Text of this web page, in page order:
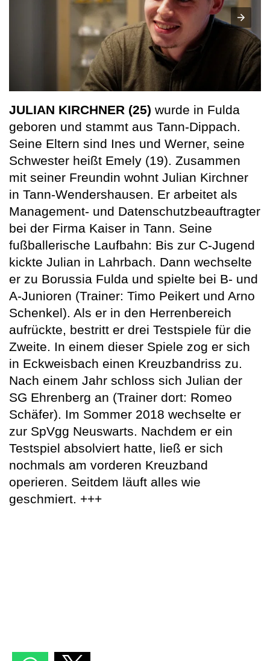
JULIAN KIRCHNER (25) wurde in Fulda
geboren und stammt aus Tann-Dippach.
Seine Eltern sind Ines und Werner, seine
Schwester heißt Emely (19). Zusammen
mit seiner Freundin wohnt Julian Kirchner
in Tann-Wendershausen. Er arbeitet als
Management- und Datenschutzbeauftragter
bei der Firma Kaiser in Tann. Seine
fußballerische Laufbahn: Bis zur C-Jugend
kickte Julian in Lahrbach. Dann wechselte
er zu Borussia Fulda und spielte bei B- und
A-Junioren (Trainer: Timo Peikert und Arno
Schenkel). Als er in den Herrenbereich
aufrückte, bestritt er drei Testspiele für die
Zweite. In einem dieser Spiele zog er sich
in Eckweisbach einen Kreuzbandriss zu.
Nach einem Jahr schloss sich Julian der
SG Ehrenberg an (Trainer dort: Romeo
Schäfer). Im Sommer 2018 wechselte er
zur SpVgg Neuswarts. Nachdem er ein
Testspiel absolviert hatte, ließ er sich
nochmals am vorderen Kreuzband
operieren. Seitdem läuft alles wie
geschmiert. +++